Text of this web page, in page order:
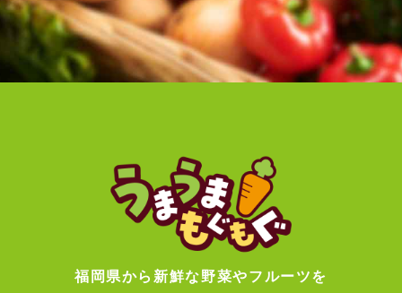
福岡県から新鮮な野菜やフルーツを